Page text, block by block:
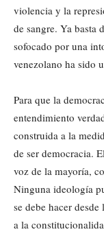
violencia y la
de sangre. Ya basta
sofocado por una
venezolano ha sido
Para que la
entendimiento
construida a la
de ser democracia.
voz de la mayoría,
Ninguna ideología
se debe hacer
a la